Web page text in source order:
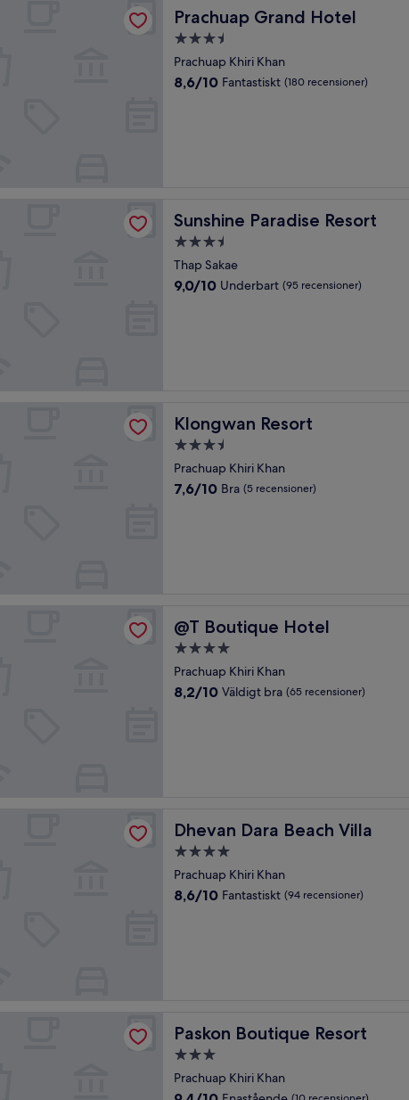
Prachuap Grand Hotel
Prachuap Grand Hotel
3.5-
stjärnigt
boende
Prachuap Khiri Khan
8.6
8,6/10 Fantastiskt (180 recensioner)
Sunshine Paradise Resort
Sunshine Paradise Resort
3.5-
stjärnigt
boende
Thap Sakae
9.0
9,0/10 Underbart (95 recensioner)
Klongwan Resort
Klongwan Resort
3.5-
stjärnigt
boende
Prachuap Khiri Khan
7.6
7,6/10 Bra (5 recensioner)
@T Boutique Hotel
@T Boutique Hotel
4.0-
stjärnigt
boende
Prachuap Khiri Khan
8.2
8,2/10 Väldigt bra (65 recensioner)
Dhevan Dara Beach Villa
Dhevan Dara Beach Villa
4.0-
stjärnigt
boende
Prachuap Khiri Khan
8.6
8,6/10 Fantastiskt (94 recensioner)
Paskon Boutique Resort
Paskon Boutique Resort
3.0-
stjärnigt
boende
Prachuap Khiri Khan
9.4